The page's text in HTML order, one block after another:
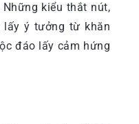
kiểu thắt nút,
lấy ý tưởng từ khăn
đáo lấy cảm hứng